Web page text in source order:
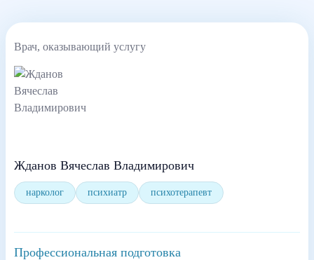
Врач, оказывающий услугу
Жданов Вячеслав Владимирович
нарколог психиатр психотерапевт
Профессиональная подготовка